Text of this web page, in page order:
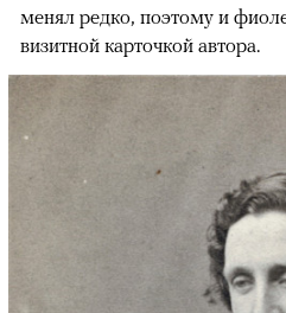
менял редко, поэтому и
визитной карточкой автора.